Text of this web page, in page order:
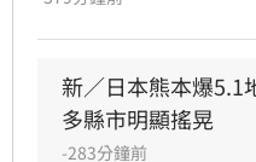
紅撻伐將台灣與中國
售區域並發布效忠聲
紛紛質疑其操作邏輯
新／日本熊本爆5.1
多縣市明顯搖晃
-283分鐘前